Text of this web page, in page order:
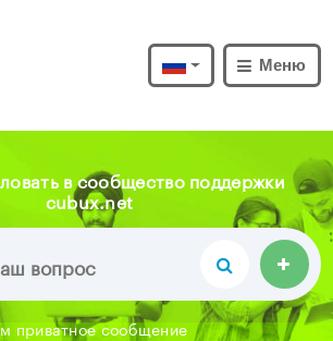
Меню
в сообщество поддержки
cubux.net
приватное сообщение